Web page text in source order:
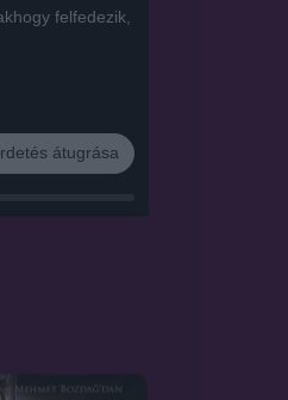
átugrása
felfedezik,